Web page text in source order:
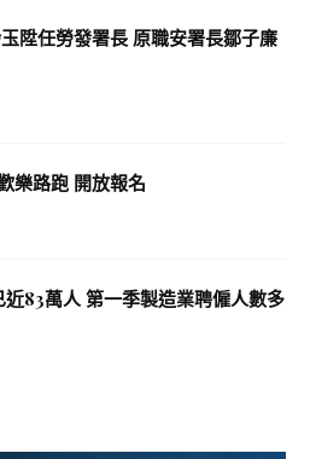
陞任勞發署長 原職安署長鄒子廉
樂路跑 開放報名
83萬人 第一季製造業聘僱人數多